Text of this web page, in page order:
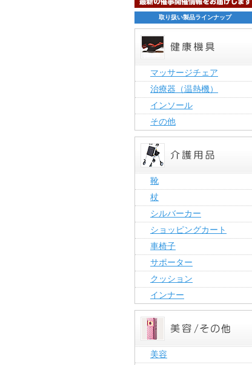
取り扱い製品ラインナップ
マッサージチェア
治療器（温熱機）
インソール
その他
靴
杖
シルバーカー
ショッピングカート
車椅子
サポーター
クッション
インナー
美容